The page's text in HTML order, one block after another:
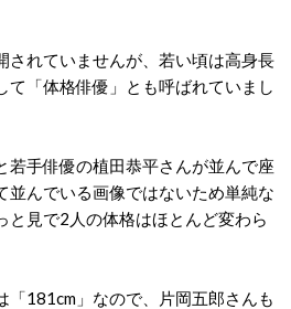
されていませんが、若い頃は高身長
て「体格俳優」とも呼ばれていまし
若手俳優の植田恭平さんが並んで座
並んでいる画像ではないため単純な
と見で2人の体格はほとんど変わら
「181cm」なので、片岡五郎さんも